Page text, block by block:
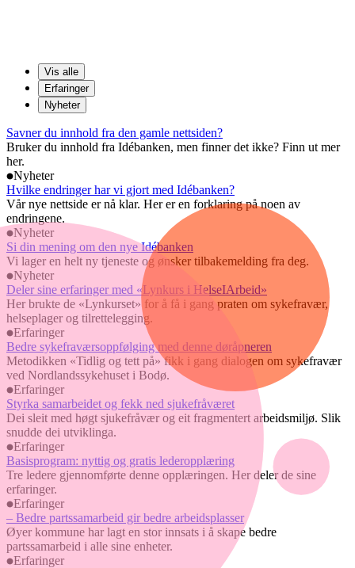
Vis alle
Erfaringer
Nyheter
Savner du innhold fra den gamle nettsiden?
Bruker du innhold fra Idébanken, men finner det ikke? Finn ut mer
her.
Nyheter
Hvilke endringer har vi gjort med Idébanken?
Vår nye nettside er nå klar. Her er en forklaring på noen av
endringene.
Nyheter
Si din mening om den nye Idébanken
Vi lager en helt ny tjeneste og ønsker tilbakemelding fra deg.
Nyheter
Deler sine erfaringer med «Lynkurs i HelseIArbeid»
Her brukte de «Lynkurset» for å få i gang praten om sykefravær,
helseplager og tilrettelegging.
Erfaringer
Bedre sykefraværsoppfølging med denne døråpneren
Metodikken «Tidlig og tett på» fikk i gang dialogen om sykefravær
ved Nordlandssykehuset i Bodø.
Erfaringer
Styrka samarbeidet og fekk ned sjukefråværet
Dei sleit med høgt sjukefråvær og eit fragmentert arbeidsmiljø. Slik
snudde dei utviklinga.
Erfaringer
Basisprogram: nyttig og gratis lederopplæring
Tre ledere gjennomførte denne opplæringen. Her deler de sine
erfaringer.
Erfaringer
– Bedre partssamarbeid gir bedre arbeidsplasser
Øyer kommune har lagt en stor innsats i å skape bedre
partssamarbeid i alle sine enheter.
Erfaringer